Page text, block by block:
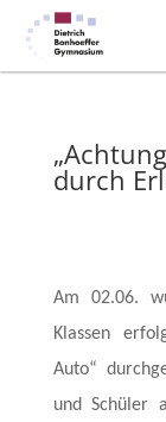
durch
Am 02.06.
Klassen
Auto“
und Schüler